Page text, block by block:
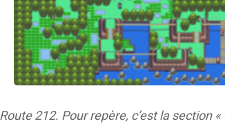
Route 212. Pour repère, c’est la section